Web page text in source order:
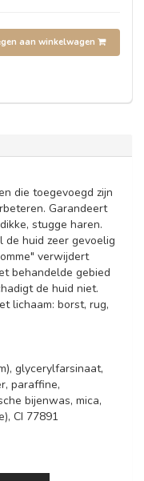
aan winkelwagen
die toegevoegd zijn
Garandeert
stugge haren.
de huid zeer gevoelig
verwijdert
behandelde gebied
de huid niet.
lichaam: borst, rug,
glycerylfarsinaat,
paraffine,
bijenwas, mica,
CI 77891